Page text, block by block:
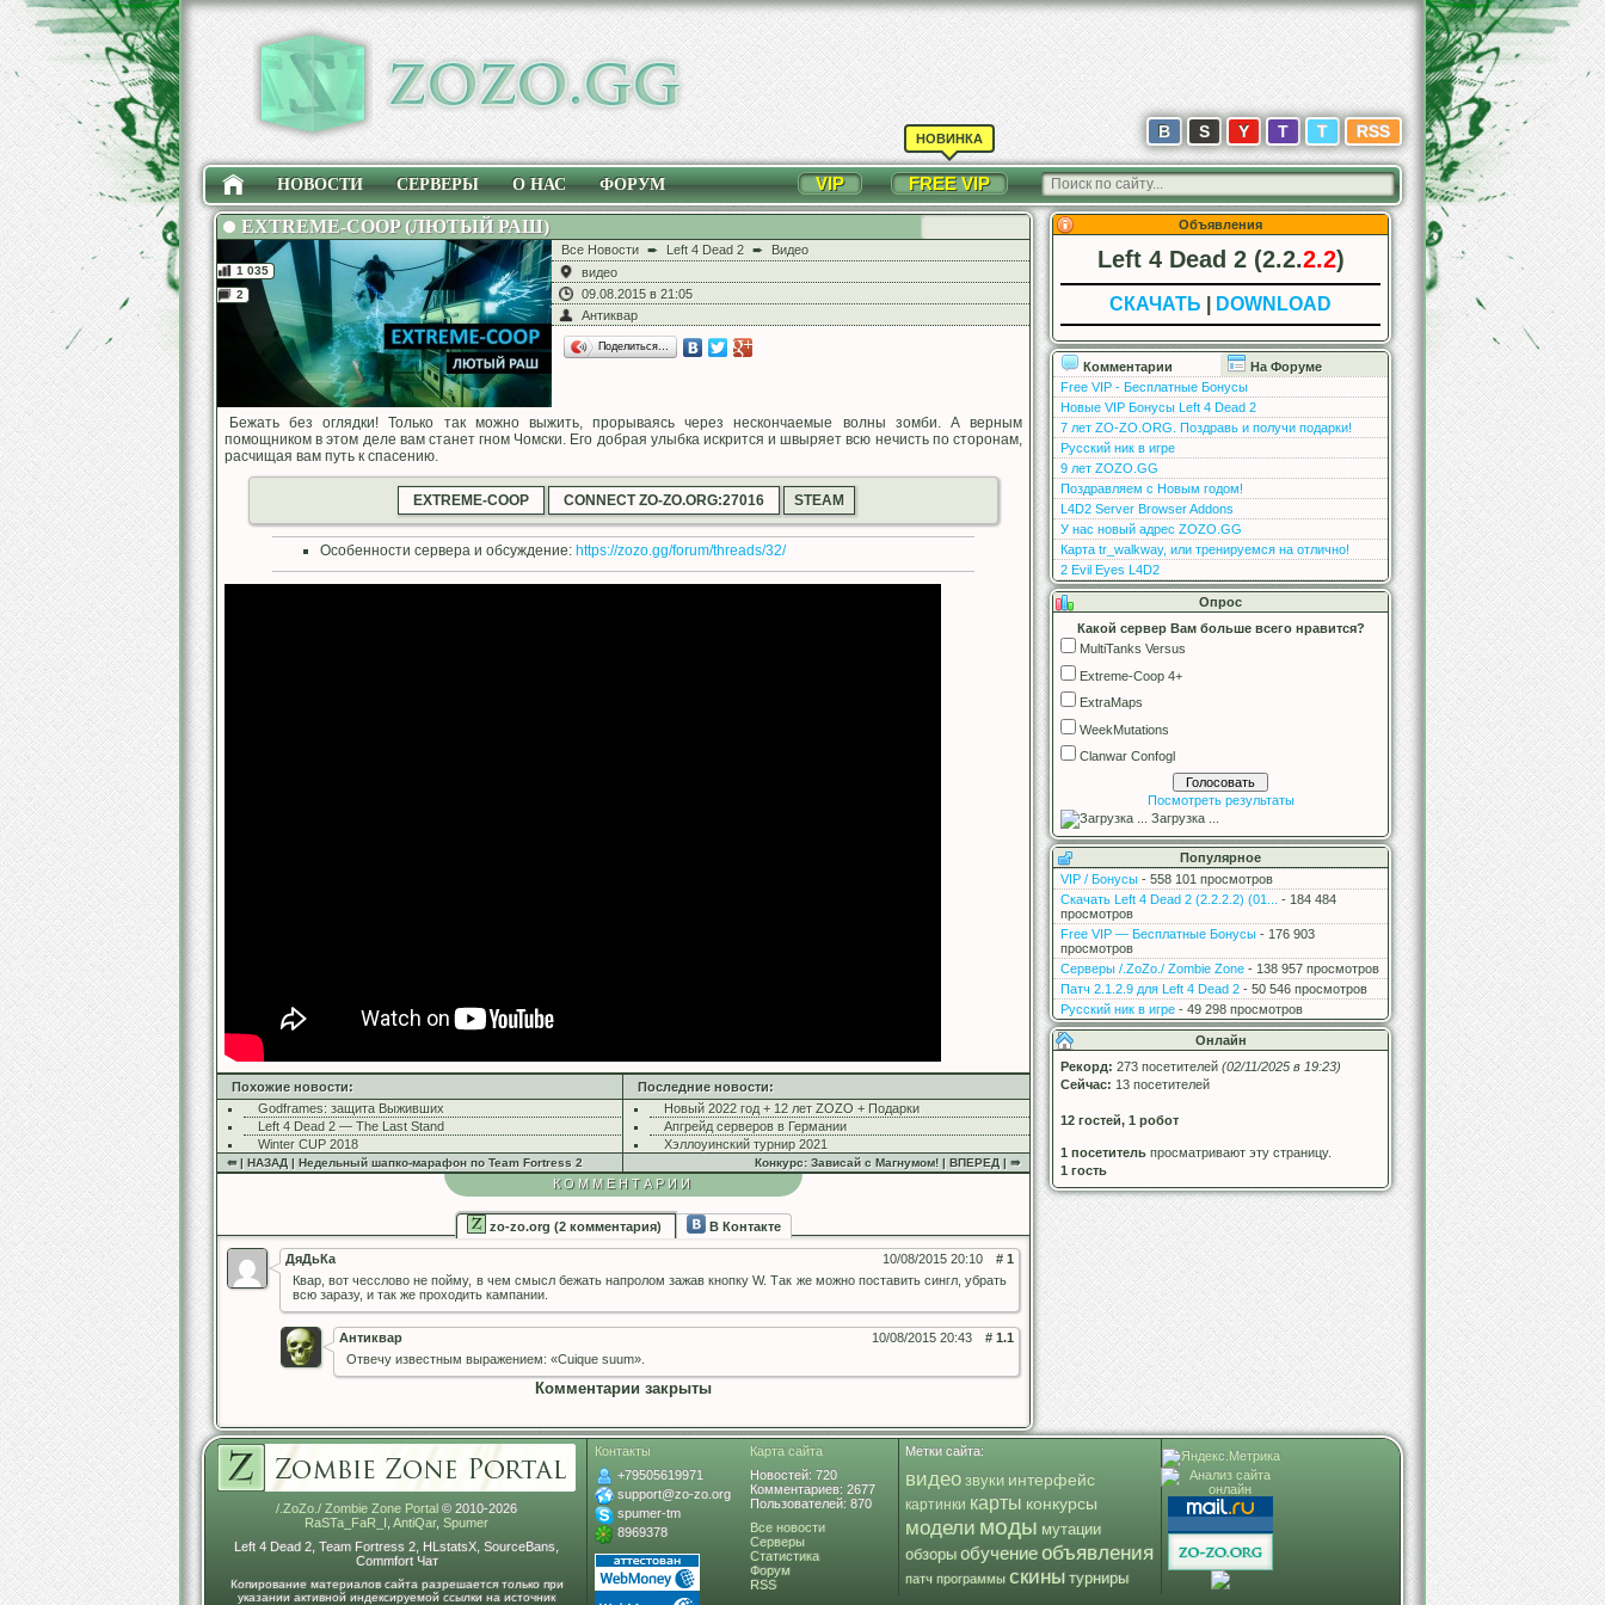
В S Y T T RSS
НОВОСТИ СЕРВЕРЫ О НАС ФОРУМ FREE VIP
НОВИНКА
VIP
EXTREME-COOP (ЛЮТЫЙ РАШ)
Все Новости ➨ Left 4 Dead 2 ➨
Видео
видео
09.08.2015 в 21:05
Антиквар
Поделиться…
Бежать без оглядки! Только так можно выжить, прорываясь через нескончаемые волны зомби. А верным
помощником в этом деле вам станет гном Чомски. Его добрая улыбка искрится и швыряет всю нечисть по сторонам,
расчищая вам путь к спасению.
EXTREME-COOP CONNECT ZO-ZO.ORG:27016 STEAM
Особенности сервера и обсуждение: https://zozo.gg/forum/threads/32/
1 035
2
Похожие новости:
Godframes: защита Выживших
Left 4 Dead 2 — The Last Stand
Winter CUP 2018
Последние новости:
Новый 2022 год + 12 лет ZOZO + Подарки
Апгрейд серверов в Германии
Хэллоуинский турнир 2021
⇚ | НАЗАД | Недельный шапко-марафон по Team Fortress 2 Конкурс: Зависай с Магнумом! | ВПЕРЕД | ⇛
КОММЕНТАРИИ
zo-zo.org (2 комментария) В Контакте
ДяДьКа 10/08/2015 20:10
# 1
Квар, вот чесслово не пойму, в чем смысл бежать напролом зажав кнопку W. Так же можно поставить сингл, убрать
всю заразу, и так же проходить кампании.
Антиквар 10/08/2015 20:43
# 1.1
Отвечу известным выражением: «Cuique suum».
Комментарии закрыты
Объявления
Left 4 Dead 2 (2.2.2.2)
СКАЧАТЬ DOWNLOAD
Комментарии
На Форуме
Free VIP - Бесплатные Бонусы
Новые VIP Бонусы Left 4 Dead 2
7 лет ZO-ZO.ORG. Поздравь и получи подарки!
Русский ник в игре
9 лет ZOZO.GG
Поздравляем с Новым годом!
L4D2 Server Browser Addons
У нас новый адрес ZOZO.GG
Карта tr_walkway, или тренируемся на отлично!
2 Evil Eyes L4D2
Опрос
Какой сервер Вам больше всего нравится?
MultiTanks Versus
Extreme-Coop 4+
ExtraMaps
WeekMutations
Clanwar Confogl
Посмотреть результаты
Загрузка ...
Популярное
VIP / Бонусы - 558 101 просмотров
Скачать Left 4 Dead 2 (2.2.2.2) (01...
- 184 484
просмотров
Free VIP — Бесплатные Бонусы - 176 903
просмотров
Серверы /.ZoZo./ Zombie Zone - 138 957 просмотров
Патч 2.1.2.9 для Left 4 Dead 2 - 50 546 просмотров
Русский ник в игре - 49 298 просмотров
Онлайн
Рекорд: 273 посетителей (02/11/2025 в 19:23)
Сейчас: 13 посетителей
12 гостей, 1 робот
1 посетитель просматривают эту страницу.
1 гость
/.ZoZo./ Zombie Zone Portal © 2010-2026
RaSTa_FaR_I AntiQar, Spumer
Left 4 Dead 2, Team Fortress 2, HLstatsX, SourceBans,
Commfort Чат
Копирование материалов сайта разрешается только при
указании активной индексируемой ссылки на источник
Контакты
+79505619971
support@zo-zo.org
spumer-tm
8969378
Карта сайта
Новостей: 720
Комментариев: 2677
Пользователей: 870
Все новости
Серверы
Статистика
Форум
RSS
Метки сайта:
видео звуки интерфейс
картинки карты конкурсы
модели моды мутации
обзоры обучениеобъявления
патч программы скины турниры